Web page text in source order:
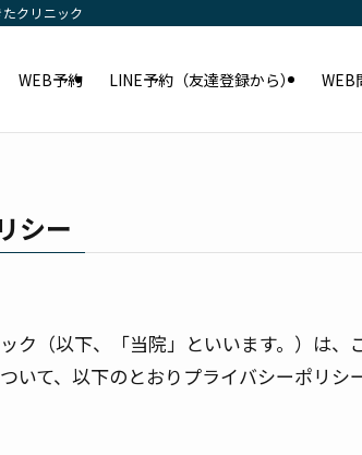
クリニック
WEB予約 LINE予約（友達登録から） WEB
シー
ク（以下、「当院」といいます。）は、
いて、以下のとおりプライバシーポリ